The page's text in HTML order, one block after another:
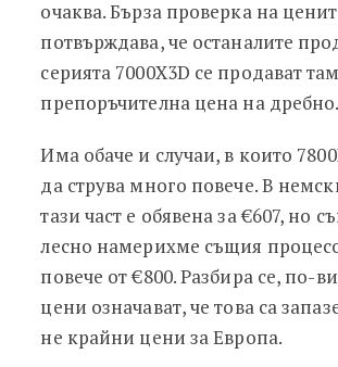
очаква. Бърза проверка на
потвърждава, че останалите
серията 7000X3D се продават
препоръчителна цена на дребно.
Има обаче и случаи, в които
да струва много повече. В
тази част е обявена за €607, но
лесно намерихме същия
повече от €800. Разбира се, по-
цени означават, че това са
не крайни цени за Европа.